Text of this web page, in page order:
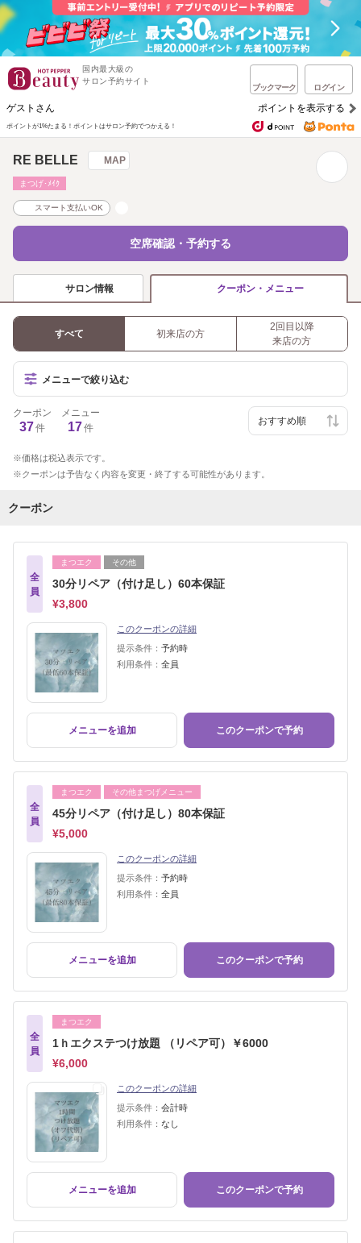
国内最大級の
サロン予約サイト
ブックマーク ログイン
ゲストさん ポイントを表示する
ポイントが1%たまる！ ポイントはサロン予約でつかえる！
RE BELLE MAP
まつげ･ﾒｲｸ
スマート支払いOK
空席確認・予約する
サロン情報 クーポン・メニュー
すべて 初来店の方
2回目以降
来店の方
メニューで絞り込む
クーポン
37件
メニュー
17件
価格は税込表示です。
クーポンは予告なく内容を変更・終了する可能性があります。
クーポン
全
員
まつエク その他
30分リペア（付け足し）60本保証
¥3,800
このクーポンの詳細
提示条件： 予約時
利用条件： 全員
メニューを追加 このクーポンで予約
全
員
まつエク その他まつげメニュー
45分リペア（付け足し）80本保証
¥5,000
このクーポンの詳細
提示条件： 予約時
利用条件： 全員
メニューを追加 このクーポンで予約
全
員
まつエク
1ｈエクステつけ放題 （リペア可）￥6000
¥6,000
このクーポンの詳細
提示条件： 会計時
利用条件： なし
メニューを追加 このクーポンで予約